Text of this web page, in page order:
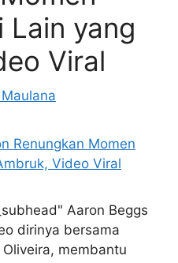
Lain yang
Viral
Aaron Beggs
dirinya bersama
membantu